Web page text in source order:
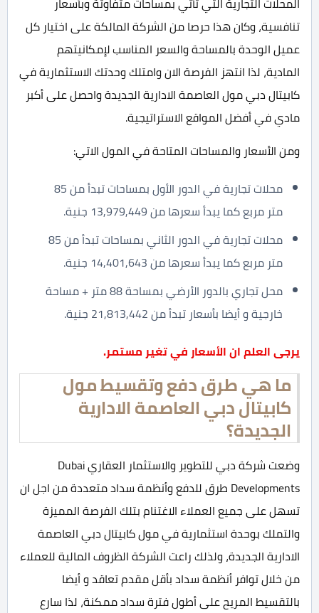
تنافسية، وكان هذا حرصا من الشركة المالكة على اختيار كل
عميل الوحدة بالمساحة والسعر المناسب لإمكانيتهم
المادية، لذا انتهز الفرصة الان وامتلك وحدتك الاستثمارية في
كابيتال دبي مول العاصمة الادارية الجديدة واحصل على أكبر
مادي في أفضل المواقع الاستراتيجية.
ومن الأسعار والمساحات المتاحة في المول الاتي:
محلات تجارية في الدور الأول بمساحات تبدأ من 85
متر مربع كما يبدأ سعرها من 13,979,449 جنية.
محلات تجارية في الدور الثاني بمساحات تبدأ من 85
متر مربع كما يبدأ سعرها من 14,401,643 جنية.
محل تجاري بالدور الأرضي بمساحة 88 متر + مساحة
خارجية و أيضا بأسعار تبدأ من 21,813,442 جنية.
يرجى العلم ان الأسعار في تغير مستمر.
ما هي طرق دفع وتقسيط مول
كابيتال دبي العاصمة الادارية
الجديدة؟
وضعت شركة دبي للتطوير والاستثمار العقاري Dubai
Developments طرق للدفع وأنظمة سداد متعددة من اجل ان
تسهل على جميع العملاء الاغتنام بتلك الفرصة المميزة
والتملك بوحدة استثمارية في مول كابيتال دبي العاصمة
الادارية الجديدة، ولذلك راعت الشركة الظروف المالية للعملاء
من خلال توافر أنظمة سداد بأقل مقدم تعاقد و أيضا
بالتقسيط المريح على أطول فترة سداد ممكنة، لذا سارع